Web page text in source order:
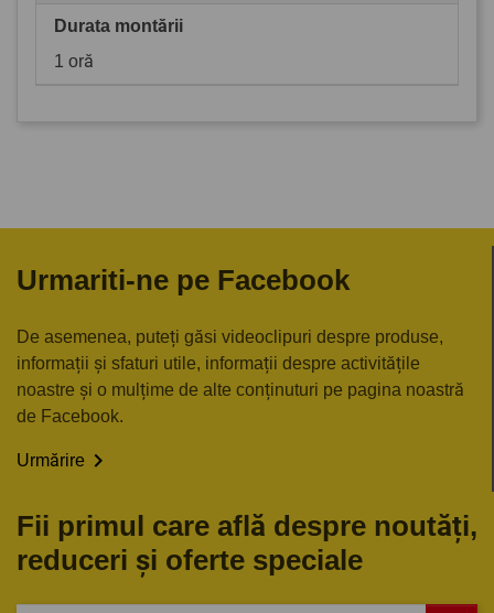
Durata montării
1 oră
Urmariti-ne pe Facebook
De asemenea, puteți găsi videoclipuri despre produse,
informații și sfaturi utile, informații despre activitățile
noastre și o mulțime de alte conținuturi pe pagina noastră
de Facebook.
Urmărire 
Fii primul care află despre noutăți,
reduceri și oferte speciale